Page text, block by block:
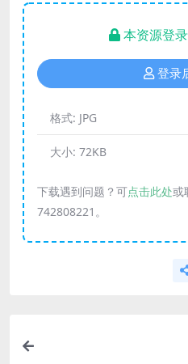
本资源登
登录
格式: JPG
大小: 72KB
下载遇到问题？可点击此处或
742808221。